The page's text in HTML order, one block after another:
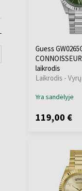
Guess
laikrodis
Laikrodis - Vyrų
Yra sandėlyje
119,00 €